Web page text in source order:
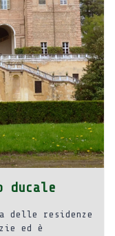
ducale
delle residenze
ed è